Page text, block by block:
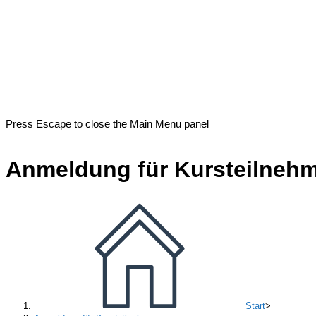
Press Escape to close the Main Menu panel
Anmeldung für
Start>